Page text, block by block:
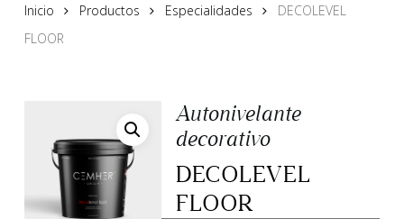
Inicio Productos Especialidades
DECOLEVEL
FLOOR
Autonivelante
decorativo
DECOLEVEL
FLOOR